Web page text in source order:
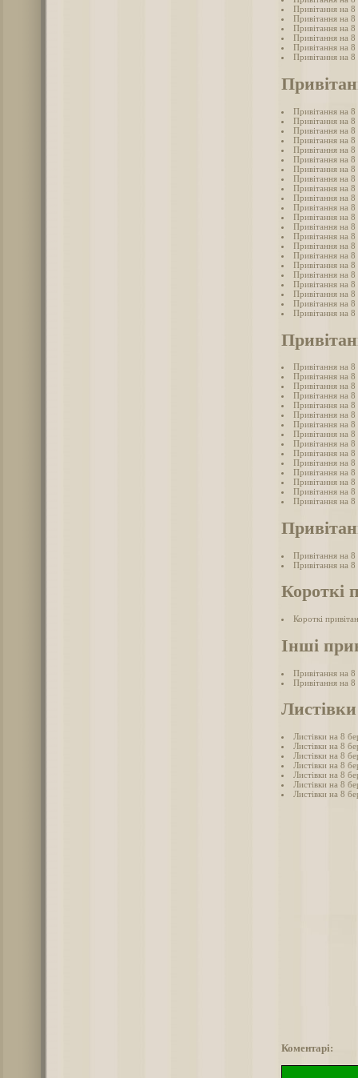
Привітання на 8
Привітання на 8
Привітання на 8
Привітання на
Привітання на
Привітання на 8
Привітання на 8
Привітання на 8
Привітання на 8
Привітання на 8
Привітання на 8
Привітання на 8
Привітання на 8
Привітання на 8
Привітання на 8
Привітання на 8
Привітання на 8
Привітання на 8
Привітання на 8
Привітання на 8
Привітання на 8
Привітання на 8
Привітання на 8
Привітання на 8
Привітання на 8
Привітання на 8
Привітання на 8
Привітання на 8
Привітання на 8
Привітання на 8
Привітання на 8
Привітання на 8
Привітання на 8
Привітання на 8
Привітання на
Привітання на 8
Привітання на 8
Привітання на 8
Привітання на 8
Привітання на 8
Привітання на 8
Привітання на 8
Привітання на 8
Привітання на 8
Привітання на 8
Короткі
Короткі
Інші
Привітання на 8
Привітання на 8
Листівки на 8
Листівки на 8
Листівки на 8
Листівки на 8
Листівки на 8
Листівки на 8
Листівки на 8
Коментарі: